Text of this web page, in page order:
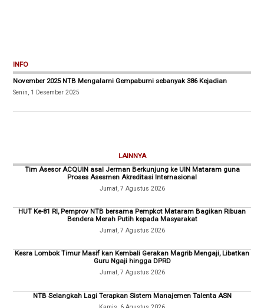
INFO
November 2025 NTB Mengalami Gempabumi sebanyak 386 Kejadian
Senin, 1 Desember 2025
LAINNYA
Tim Asesor ACQUIN asal Jerman Berkunjung ke UIN Mataram guna
Proses Asesmen Akreditasi Internasional
Jumat, 7 Agustus 2026
HUT Ke-81 RI, Pemprov NTB bersama Pempkot Mataram Bagikan Ribuan
Bendera Merah Putih kepada Masyarakat
Jumat, 7 Agustus 2026
Kesra Lombok Timur Masif kan Kembali Gerakan Magrib Mengaji, Libatkan
Guru Ngaji hingga DPRD
Jumat, 7 Agustus 2026
NTB Selangkah Lagi Terapkan Sistem Manajemen Talenta ASN